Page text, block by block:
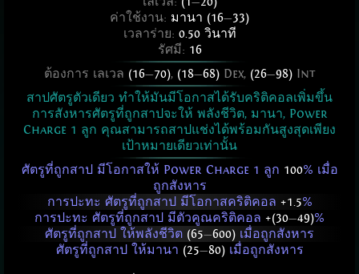
ค่าใช้งาน: มานา (16—33)
เวลาร่าย: 0.50 วินาที
รัศมี: 16
ต้องการ เลเวล (16—70), (18—68) Dex, (26—98) Int
สาปศัตรูตัวเดียว ทำให้มันมีโอกาสได้รับคริติคอลเพิ่มขึ้น
การสังหารศัตรูที่ถูกสาปจะให้ พลังชีวิต, มานา, Power
Charge 1 ลูก คุณสามารถสาปแช่งได้พร้อมกันสูงสุดเพียง
เป้าหมายเดียวเท่านั้น
ศัตรูที่ถูกสาป มีโอกาสให้ Power Charge 1 ลูก 100% เมื่อ
ถูกสังหาร
การปะทะ ศัตรูที่ถูกสาป มีโอกาสคริติคอล +1.5%
การปะทะ ศัตรูที่ถูกสาป มีตัวคูณคริติคอล +(30—49)%
ศัตรูที่ถูกสาป ให้พลังชีวิต (65—600) เมื่อถูกสังหาร
ศัตรูที่ถูกสาป ให้มานา (25—80)เมื่อถูกสังหาร